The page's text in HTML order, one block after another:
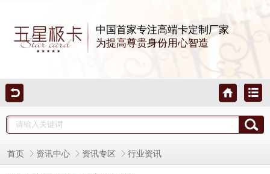
中国首家专注高端卡定制厂家
为提高尊贵身份用心智造
首页 资讯中心 资讯专区 行业资讯